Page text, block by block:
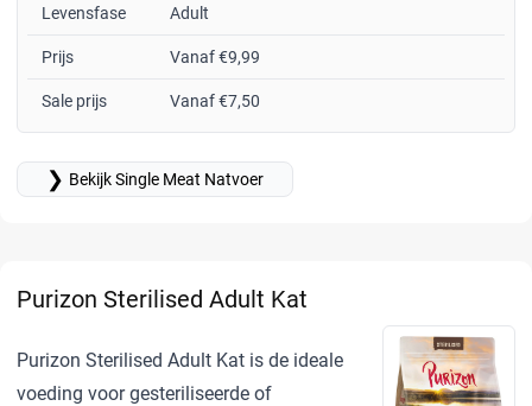
Levensfase Adult
Prijs Vanaf €9,99
Sale prijs Vanaf €7,50
❯ Bekijk Single Meat Natvoer
Purizon Sterilised Adult Kat
Purizon Sterilised Adult Kat is de ideale
voeding voor gesteriliseerde of